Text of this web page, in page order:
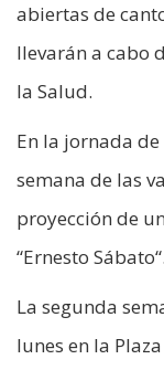
abiertas de
llevarán a cabo
la Salud.
En la jornada
semana de las
proyección de
“Ernesto Sábato“.
La segunda
lunes en la